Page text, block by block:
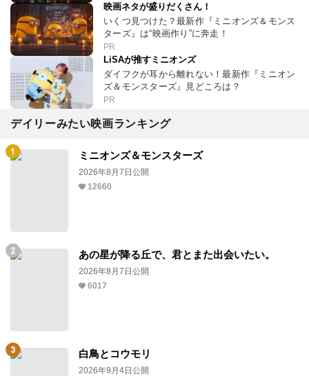
映画ネタが盛りだくさん！
いくつ見つけた？最新作『ミニオンズ＆モンス
ターズ』は“映画作り”に奔走！
PR
LiSAが推すミニオンズ
ダイフクが耳から離れない！最新作『ミニオン
ズ＆モンスターズ』見どころは？
PR
デイリーみたい映画ランキング
ミニオンズ＆モンスターズ
2026年8月7日公開
12660
あの星が降る丘で、君とまた出会いたい。
2026年8月7日公開
6017
白鳥とコウモリ
2026年9月4日公開